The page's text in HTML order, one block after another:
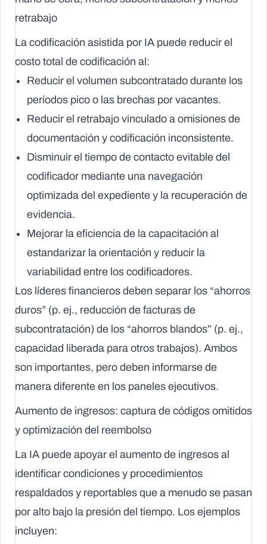
retrabajo
La codificación asistida por IA puede reducir el
costo total de codificación al:
Reducir el volumen subcontratado durante los
períodos pico o las brechas por vacantes.
Reducir el retrabajo vinculado a omisiones de
documentación y codificación inconsistente.
Disminuir el tiempo de contacto evitable del
codificador mediante una navegación
optimizada del expediente y la recuperación de
evidencia.
Mejorar la eficiencia de la capacitación al
estandarizar la orientación y reducir la
variabilidad entre los codificadores.
Los líderes financieros deben separar los “ahorros
duros” (p. ej., reducción de facturas de
subcontratación) de los “ahorros blandos” (p. ej.,
capacidad liberada para otros trabajos). Ambos
son importantes, pero deben informarse de
manera diferente en los paneles ejecutivos.
Aumento de ingresos: captura de códigos omitidos
y optimización del reembolso
La IA puede apoyar el aumento de ingresos al
identificar condiciones y procedimientos
respaldados y reportables que a menudo se pasan
por alto bajo la presión del tiempo. Los ejemplos
incluyen: